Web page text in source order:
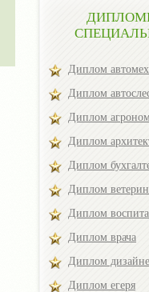
Диплом
Диплом
Диплом
Диплом
Диплом
Диплом
Диплом
Диплом врача
Диплом
Диплом егеря